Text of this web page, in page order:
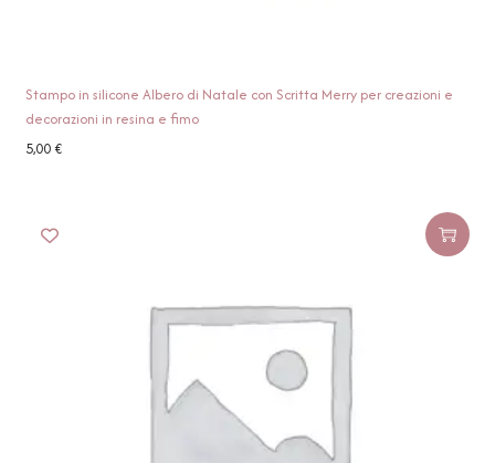
Stampo in silicone Albero di Natale con Scritta Merry per creazioni e
decorazioni in resina e fimo
5,00€